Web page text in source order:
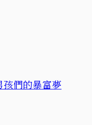
孩們的暴富夢